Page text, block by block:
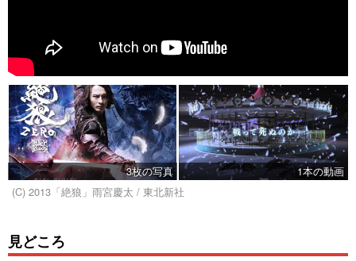
3枚の写真
1本の動画
(C) 2013「絶狼」雨宮慶太 / 東北新社
見どころ